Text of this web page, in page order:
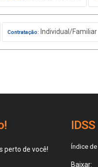
Contratação: Individual/Familiar
perto de você!
IDSS
Índice
Baixar: